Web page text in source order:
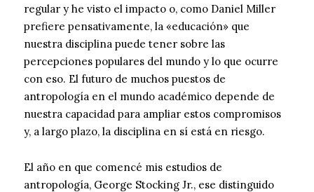
regular y he visto el impacto o, como Daniel Miller
prefiere pensativamente, la «educación» que
nuestra disciplina puede tener sobre las
percepciones populares del mundo y lo que ocurre
con eso. El futuro de muchos puestos de
antropología en el mundo académico depende de
nuestra capacidad para ampliar estos compromisos
y, a largo plazo, la disciplina en sí está en riesgo.
El año en que comencé mis estudios de
antropología, George Stocking Jr., ese distinguido